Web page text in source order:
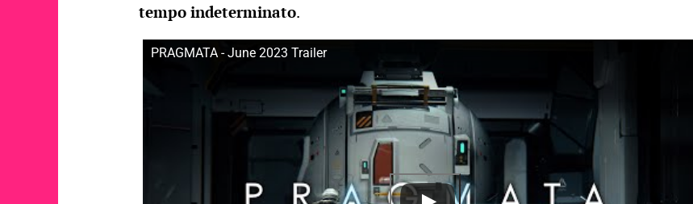
tempo indeterminato.
PRAGMATA - June 2023 Trailer